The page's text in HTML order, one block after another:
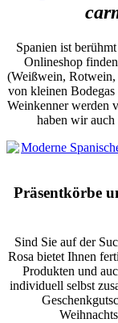
Spanien ist
Onlineshop
(Weißwein, Rotwein,
von kleinen
Weinkenner werden
haben wir auch
Präsentkörbe
Sind Sie auf der
Rosa bietet Ihnen
Produkten und
individuell selbst